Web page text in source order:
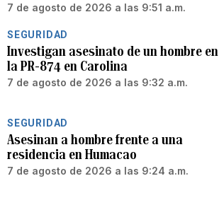
7 de agosto de 2026 a las 9:51 a.m.
SEGURIDAD
Investigan asesinato de un hombre en
la PR-874 en Carolina
7 de agosto de 2026 a las 9:32 a.m.
SEGURIDAD
Asesinan a hombre frente a una
residencia en Humacao
7 de agosto de 2026 a las 9:24 a.m.